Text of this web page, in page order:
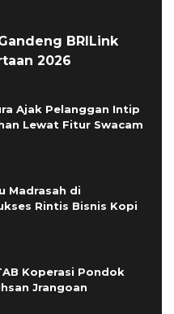
BRILink
2026
Ajak Pelanggan Intip
Lewat Fitur Swacam
Madrasah di
Rintis Bisnis Kopi
Koperasi Pondok
Jrangoan